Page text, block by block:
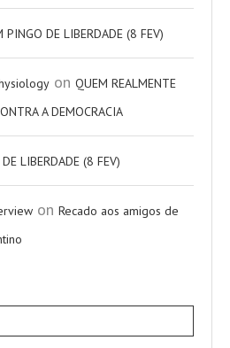
PINGO DE LIBERDADE (8 FEV)
on QUEM REALMENTE
A DEMOCRACIA
LIBERDADE (8 FEV)
on Recado aos amigos de